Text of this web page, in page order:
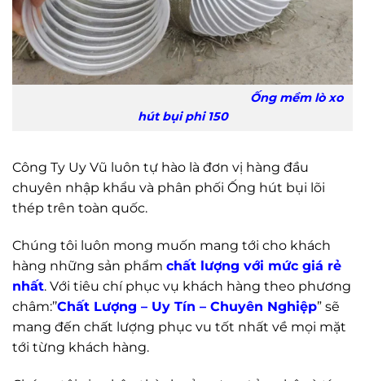
Ống mềm lò xo
hút bụi phi 150
Công Ty Uy Vũ luôn tự hào là đơn vị hàng đầu
chuyên nhập khẩu và phân phối Ống hút bụi lõi
thép trên toàn quốc.
Chúng tôi luôn mong muốn mang tới cho khách
hàng những sản phẩm chất lượng với mức giá rẻ
nhất. Với tiêu chí phục vụ khách hàng theo phương
châm:’’Chất Lượng – Uy Tín – Chuyên Nghiệp” sẽ
mang đến chất lượng phục vu tốt nhất về mọi mặt
tới từng khách hàng.